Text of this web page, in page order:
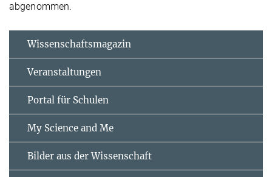
abgenommen.
Wissenschaftsmagazin
Veranstaltungen
Portal für Schulen
My Science and Me
Bilder aus der Wissenschaft